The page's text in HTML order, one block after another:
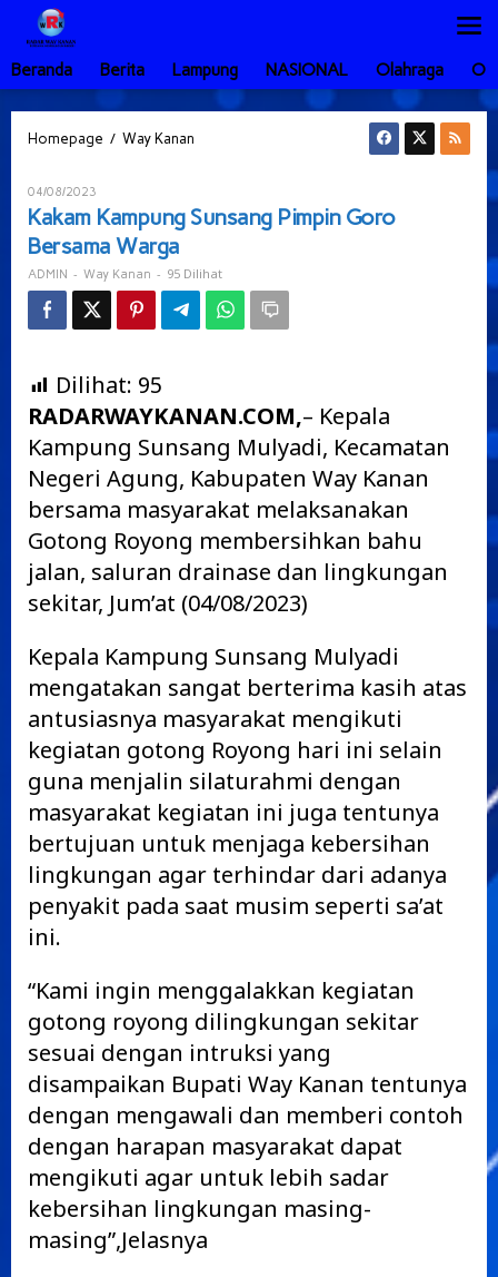
Lewati
konten
Beranda
Berita Lampung NASIONAL Olahraga
Homepage / Way Kanan
Goro
04/08/2023
ADMIN
Kakam Kampung Sunsang Pimpin Goro
Bersama Warga
ADMIN - Way Kanan - 95 Dilihat
Dilihat: 95
RADARWAYKANAN.COM,– Kepala
Kampung Sunsang Mulyadi, Kecamatan
Negeri Agung, Kabupaten Way Kanan
bersama masyarakat melaksanakan
Gotong Royong membersihkan bahu
jalan, saluran drainase dan lingkungan
sekitar, Jum’at (04/08/2023)
Kepala Kampung Sunsang Mulyadi
mengatakan sangat berterima kasih atas
antusiasnya masyarakat mengikuti
kegiatan gotong Royong hari ini selain
guna menjalin silaturahmi dengan
masyarakat kegiatan ini juga tentunya
bertujuan untuk menjaga kebersihan
lingkungan agar terhindar dari adanya
penyakit pada saat musim seperti sa’at
ini.
“Kami ingin menggalakkan kegiatan
gotong royong dilingkungan sekitar
sesuai dengan intruksi yang
disampaikan Bupati Way Kanan tentunya
dengan mengawali dan memberi contoh
dengan harapan masyarakat dapat
mengikuti agar untuk lebih sadar
kebersihan lingkungan masing-
masing”,Jelasnya